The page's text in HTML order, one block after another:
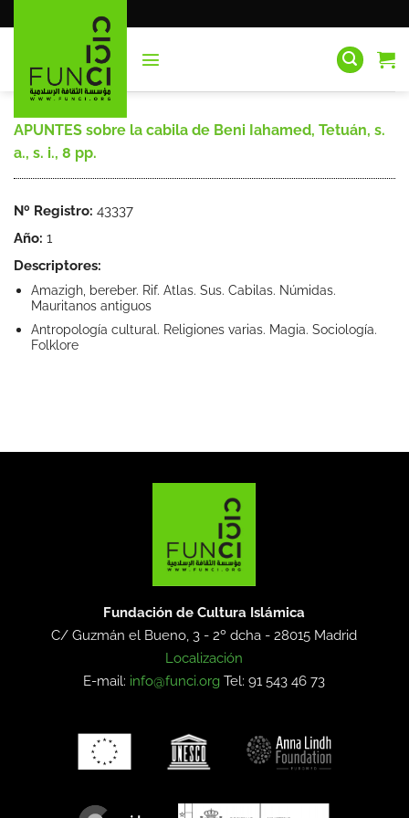
al
APUNTES sobre la cabila de Beni Iahamed, Tetuán, s.
a., s. i., 8 pp.
Nº Registro: 43337
Año: 1
Descriptores:
Amazigh, bereber. Rif. Atlas. Sus. Cabilas. Númidas.
Mauritanos antiguos
Antropología cultural. Religiones varias. Magia. Sociología.
Folklore
Fundación de Cultura Islámica
C/ Guzmán el Bueno, 3 - 2º dcha -28015 Madrid
Localización
E-mail: info@funci.org Tel: 91 543 46 73